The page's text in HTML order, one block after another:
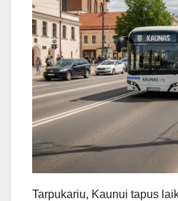
Tarpukariu, Kaunui tapus